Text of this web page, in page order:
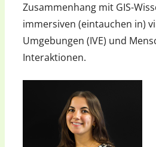
Zusammenhang mit GIS-
immersiven (eintauchen in)
Umgebungen (IVE) und
Interaktionen.